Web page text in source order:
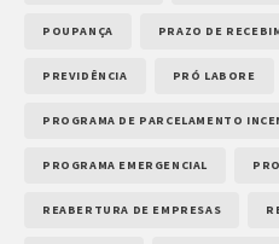
POUPANÇA PRAZO DE
PREVIDÊNCIA PRÓ LABORE
PROGRAMA DE PARCELAMENTO
PROGRAMA EMERGENCIAL
REABERTURA DE EMPRESAS